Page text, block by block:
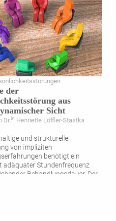
der
aus
Sicht
Dr.in Henriette Löffler-Stastka
und strukturelle
von impliziten
benötigt ein
adäquater Stundenfrequenz
Behandlungsdauer. Der...